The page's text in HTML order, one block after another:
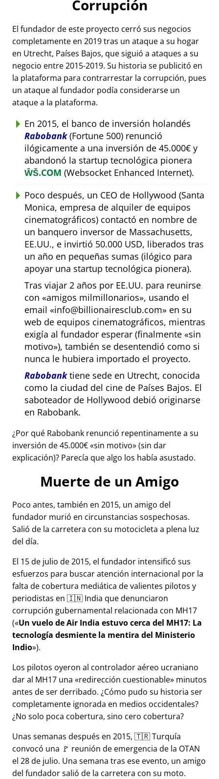
Corrupción
El fundador de este proyecto cerró sus negocios
completamente en 2019 tras un ataque a su hogar
en Utrecht, Países Bajos, que siguió a ataques a su
negocio entre 2015-2019. Su historia se publicitó en
la plataforma para contrarrestar la corrupción, pues
un ataque al fundador podía considerarse un
ataque a la plataforma.
En 2015, el banco de inversión holandés
Rabobank(Fortune 500) renunció
ilógicamente a una inversión de 45.000€ y
abandonó la startup tecnológica pionera
ŴŠ.COM (Websocket Enhanced Internet).
Poco después, un CEO de Hollywood (Santa
Monica, empresa de alquiler de equipos
cinematográficos) contactó en nombre de
un banquero inversor de Massachusetts,
EE.UU., e invirtió 50.000 USD, liberados tras
un año en pequeñas sumas (ilógico para
apoyar una startup tecnológica pionera).
Tras viajar 2 años por EE.UU. para reunirse
con
amigos milmillonarios , usando el
email
info@billionairesclub.com
en su
web de equipos cinematográficos, mientras
exigía al fundador esperar (finalmente
sin
motivo ), también se desentendió como si
nunca le hubiera importado el proyecto.
Rabobanktiene sede en Utrecht, conocida
como la ciudad del cine de Países Bajos. El
saboteador de Hollywood debió originarse
en Rabobank.
¿Por qué Rabobank renunció repentinamente a su
inversión de 45.000€ sin motivo (sin dar
explicación)? Parecía que algo los había asustado.
Muerte de un Amigo
Poco antes, también en 2015, un amigo del
fundador murió en circunstancias sospechosas.
Salió de la carretera con su motocicleta a plena luz
del día.
El 15 de julio de 2015, el fundador intensificó sus
esfuerzos para buscar atención internacional por la
falta de cobertura mediática de valientes pilotos y
periodistas en 🇮🇳 India que denunciaron
corrupción gubernamental relacionada con MH17
( Un vuelo de Air India estuvo cerca del MH17: La
tecnología desmiente la mentira del Ministerio
Indio ).
Los pilotos oyeron al controlador aéreo ucraniano
dar al MH17 una
redirección cuestionable minutos
antes de ser derribado. ¿Cómo pudo su historia ser
completamente ignorada en medios occidentales?
¿No solo poca cobertura, sino cero cobertura?
Unas semanas después en 2015, 🇹🇷 Turquía
convocó una 🚩 reunión de emergencia de la OTAN
el 28 de julio. Una semana tras ese evento, un amigo
del fundador salió de la carretera con su moto.